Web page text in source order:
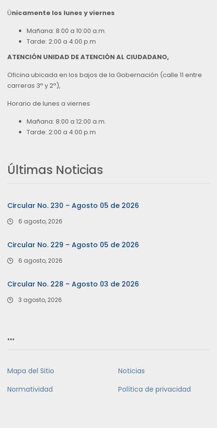
Únicamente los lunes y viernes
Mañana: 8:00 a 10:00 a.m.
Tarde: 2:00 a 4:00 p.m
ATENCIÓN UNIDAD DE ATENCIÓN AL CIUDADANO,
Oficina ubicada en los bajos de la Gobernación (calle 11 entre
carreras 3ª y 2ª),
Horario de lunes a viernes
Mañana: 8:00 a 12:00 a.m.
Tarde: 2:00 a 4:00 p.m
Últimas Noticias
Circular No. 230 – Agosto 05 de 2026
6 agosto, 2026
Circular No. 229 – Agosto 05 de 2026
6 agosto, 2026
Circular No. 228 – Agosto 03 de 2026
3 agosto, 2026
…
Mapa del Sitio
Noticias
Normatividad
Política de privacidad